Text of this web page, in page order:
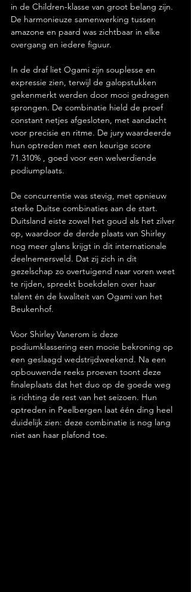
in de Children-klasse van groot belang zijn.
De harmonieuze samenwerking tussen
amazone en paard was zichtbaar in elke
overgang en iedere figuur.
In de draf liet Ogami zijn souplesse en
expressie zien, terwijl de galopstukken
gekenmerkt werden door mooi gedragen
sprongen. De combinatie hield de proef
constant netjes afgesloten, met aandacht
voor precisie en ritme. De jury waardeerde
hun optreden met een keurige score
71.310% , goed voor een welverdiende
podiumplaats.
De concurrentie was stevig, met opnieuw
sterke Duitse combinaties aan de start.
Duitsland eiste zowel het goud als het zilver
op, waardoor de derde plaats van Shirley
nog meer glans krijgt in dit internationale
deelnemersveld. Dat zij zich in dit
gezelschap zo overtuigend naar voren weet
te rijden, spreekt boekdelen over haar
talent én de kwaliteit van Ogami van het
Beukenhof.
Voor Shirley Vanerom is deze
podiumklassering een mooie bekroning op
een geslaagd wedstrijdweekend. Na een
opbouwende reeks proeven toont deze
finaleplaats dat het duo op de goede weg
is richting de rest van het seizoen. Hun
optreden in Peelbergen laat één ding heel
duidelijk zien: deze combinatie is nog lang
niet aan haar plafond toe.